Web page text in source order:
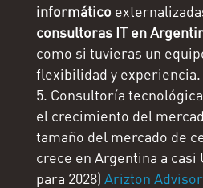
informático
consultoras IT en
como si tuvieras un
flexibilidad y experiencia.
Consultoría
el crecimiento del
tamaño del mercado de
crece en Argentina a casi
para 2028) Arizton